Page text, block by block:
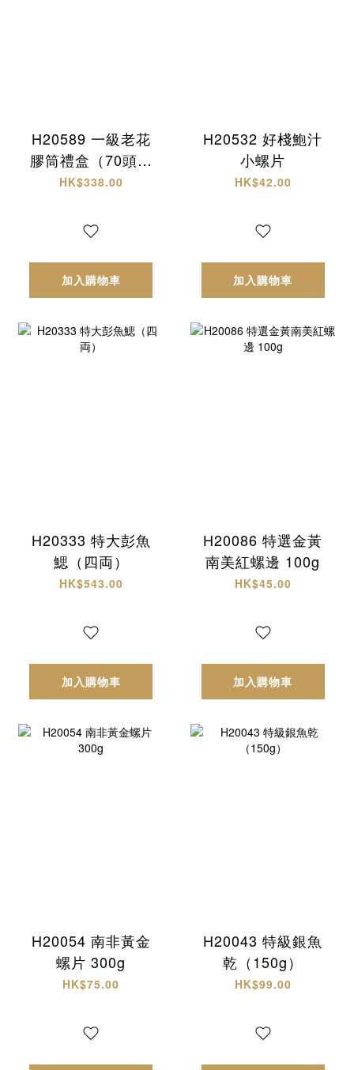
H20589 一級老花
膠筒禮盒（70頭約
18-20隻）
HK$338.00
加入購物車
H20532 好棧鮑汁
小螺片
HK$42.00
加入購物車
H20333 特大彭魚
鰓（四両）
HK$543.00
加入購物車
H20086 特選金黃
南美紅螺邊 100g
HK$45.00
加入購物車
H20054 南非黃金
螺片 300g
HK$75.00
H20043 特級銀魚
乾（150g）
HK$99.00